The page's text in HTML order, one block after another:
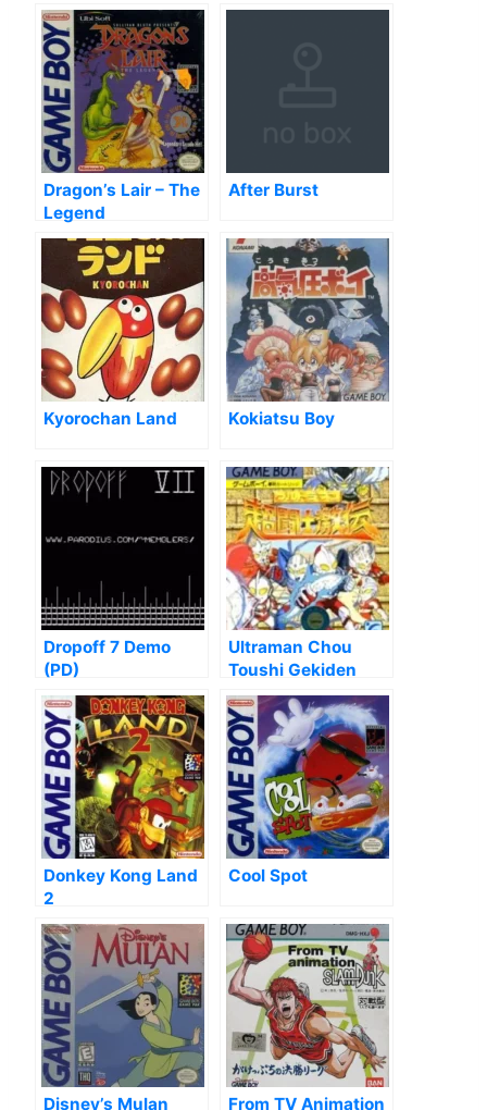
Dragon’s Lair – The
Legend
After Burst
Kyorochan Land Kokiatsu Boy
Dropoff 7 Demo
(PD)
Ultraman Chou
Toushi Gekiden
Donkey Kong Land
2
Cool Spot
Disney’s Mulan From TV Animation